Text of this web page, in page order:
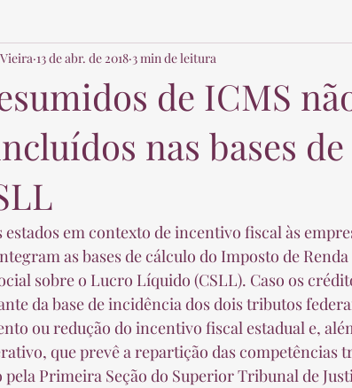
Eleitoral Imobiliário
de ICMS
nas bases
13 de abr. de 2018 3 min de leitura
as bases de cálculo do Imposto de
sobre o Lucro Líquido (CSLL). Caso os
da base de incidência dos dois tributos
ou redução do incentivo fiscal estadual e,
que prevê a repartição das competências